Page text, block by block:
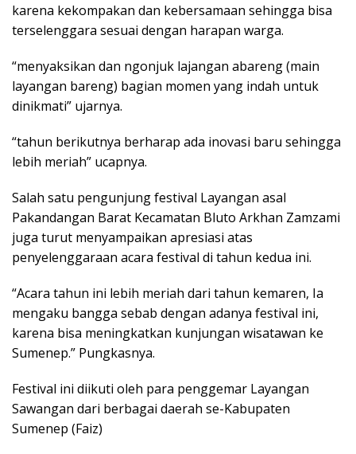
karena kekompakan dan kebersamaan sehingga bisa
terselenggara sesuai dengan harapan warga.
“menyaksikan dan ngonjuk lajangan abareng (main
layangan bareng) bagian momen yang indah untuk
dinikmati” ujarnya.
“tahun berikutnya berharap ada inovasi baru sehingga
lebih meriah” ucapnya.
Salah satu pengunjung festival Layangan asal
Pakandangan Barat Kecamatan Bluto Arkhan Zamzami
juga turut menyampaikan apresiasi atas
penyelenggaraan acara festival di tahun kedua ini.
“Acara tahun ini lebih meriah dari tahun kemaren, Ia
mengaku bangga sebab dengan adanya festival ini,
karena bisa meningkatkan kunjungan wisatawan ke
Sumenep.” Pungkasnya.
Festival ini diikuti oleh para penggemar Layangan
Sawangan dari berbagai daerah se-Kabupaten
Sumenep (Faiz)